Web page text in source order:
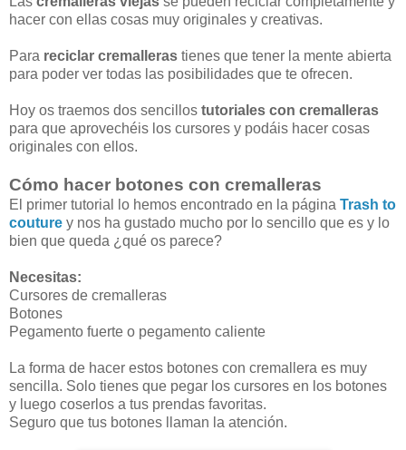
hacer con ellas cosas muy originales y creativas.
Para reciclar cremalleras tienes que tener la mente abierta
para poder ver todas las posibilidades que te ofrecen.
Hoy os traemos dos sencillos tutoriales con cremalleras
para que aprovechéis los cursores y podáis hacer cosas
originales con ellos.
Cómo hacer botones con cremalleras
El primer tutorial lo hemos encontrado en la página Trash to
couture y nos ha gustado mucho por lo sencillo que es y lo
bien que queda ¿qué os parece?
Necesitas:
Cursores de cremalleras
Botones
Pegamento fuerte o pegamento caliente
La forma de hacer estos botones con cremallera es muy
sencilla. Solo tienes que pegar los cursores en los botones
y luego coserlos a tus prendas favoritas.
Seguro que tus botones llaman la atención.